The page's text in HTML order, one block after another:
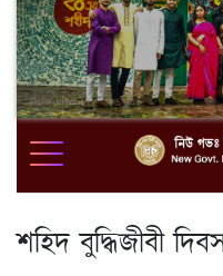
শহিদ বুদ্ধিজীবী